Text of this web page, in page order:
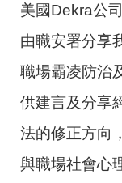
美國Dekra公
由職安署分享
職場霸凌防治
供建言及分享
法的修正方向
與職場社會心